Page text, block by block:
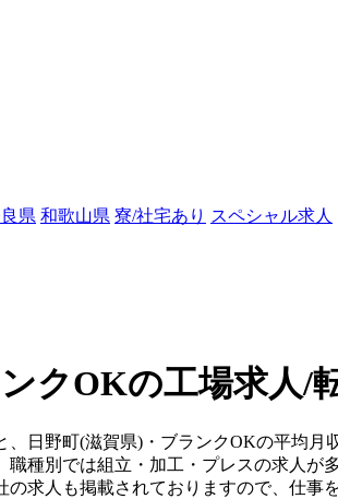
県 和歌山県 寮/社宅あり スペシャル求人
クOKの工場求人/
日野町(滋賀県)・ブランクOKの平均月
種別では組立・加工・プレスの求人が
求人も掲載されておりますので、仕事